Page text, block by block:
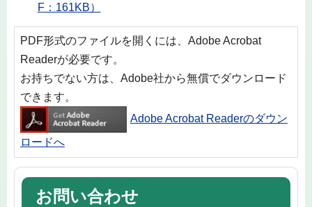
F：161KB）
PDF形式のファイルを開くには、Adobe Acrobat
Readerが必要です。
お持ちでない方は、Adobe社から無償でダウンロード
できます。
Adobe Acrobat Readerのダウン
ロードへ
お問い合わせ